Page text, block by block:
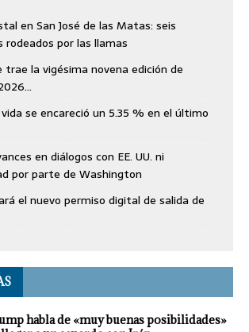
en San José de las Matas: seis
rodeados por las llamas
trae la vigésima novena edición de
se encareció un 5.35 % en el último
en diálogos con EE. UU. ni
por parte de Washington
el nuevo permiso digital de salida de
habla de «muy buenas posibilidades»